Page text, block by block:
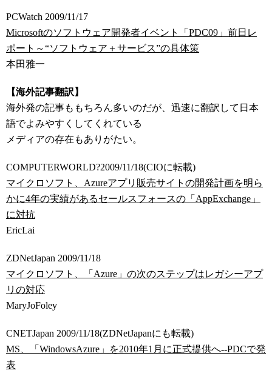
PCWatch 2009/11/17
Microsoftのソフトウェア開発者イベント「PDC09」前日レ
ポート～“ソフトウェア＋サービス”の具体策
本田雅一
【海外記事翻訳】
海外発の記事ももちろん多いのだが、迅速に翻訳して日本
語でよみやすくしてくれている
メディアの存在もありがたい。
COMPUTERWORLD?2009/11/18(CIOに転載)
マイクロソフト、Azureアプリ販売サイトの開発計画を明ら
かに4年の実績があるセールスフォースの「AppExchange」
に対抗
EricLai
ZDNetJapan 2009/11/18
マイクロソフト、「Azure」の次のステップはレガシーアプ
リの対応
MaryJoFoley
CNETJapan 2009/11/18(ZDNetJapanにも転載)
MS、「WindowsAzure」を2010年1月に正式提供へ--PDCで発
表